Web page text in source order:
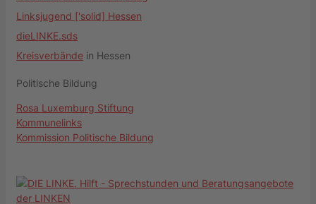
Linksjugend ['solid] Hessen
dieLINKE.sds
Kreisverbände in Hessen
Politische Bildung
Rosa Luxemburg Stiftung
Kommunelinks
Kommission Politische Bildung